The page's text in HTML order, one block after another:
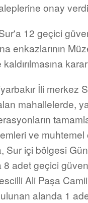
onay
12 geçici
enkazlarının
İli merkez
mahallelerde,
ve muhtemel
Sur içi bölgesi
8 adet geçici
Ali Paşa
alanda 1